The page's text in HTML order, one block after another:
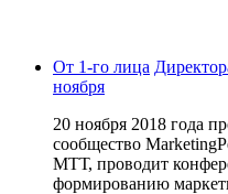
От 1-го лица
ноября
20 ноября 2018 года
сообщество
МТТ, проводит
формированию